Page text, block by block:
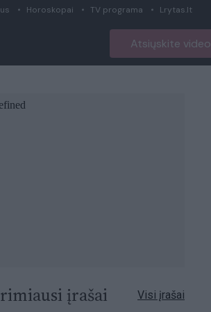
Horoskopai TV programa Lrytas.lt
Atsiųskite video
įrašai Visi įrašai